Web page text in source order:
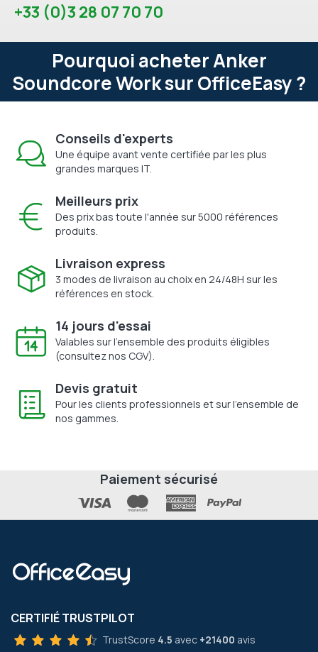
+33 (0)3 28 07 70 70
Pourquoi acheter Anker
Soundcore Work sur OfficeEasy ?
Conseils d'experts
Une équipe avant vente certifiée par les plus
grandes marques IT.
Meilleurs prix
Des prix bas toute l'année sur 5000 références
produits.
Livraison express
3 modes de livraison au choix en 24/48H sur les
références en stock.
14 jours d'essai
Valables sur l'ensemble des produits éligibles
(consultez nos CGV).
Devis gratuit
Pour les clients professionnels et sur l'ensemble de
nos gammes.
Paiement sécurisé
CERTIFIÉ TRUSTPILOT
TrustScore 4.5 avec +21400 avis